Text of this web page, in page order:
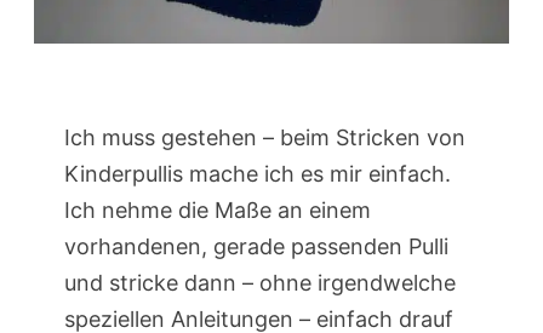
Ich muss gestehen – beim Stricken von
Kinderpullis mache ich es mir einfach.
Ich nehme die Maße an einem
vorhandenen, gerade passenden Pulli
und stricke dann – ohne irgendwelche
speziellen Anleitungen – einfach drauf